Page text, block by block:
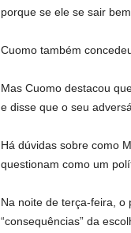
porque se ele se sair
Cuomo também
Mas Cuomo destacou
e disse que o seu
Há dúvidas sobre como
questionam como um
Na noite de terça-feira, o
“consequências” da